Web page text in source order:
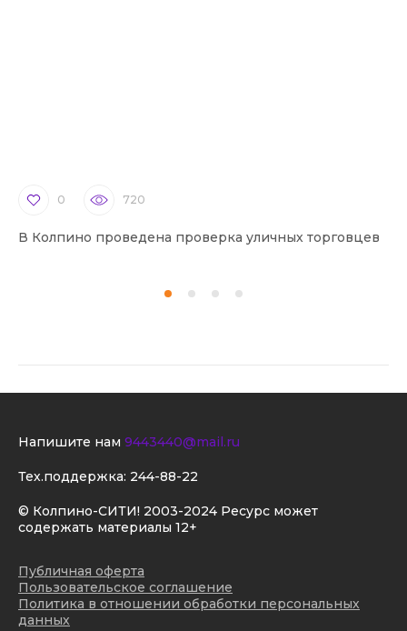
0 720
В Колпино проведена проверка уличных торговцев
© Колпино-СИТИ! 2003-2024 Ресурс может
содержать материалы 12+
Публичная оферта
Пользовательское соглашение
Политика в отношении обработки персональных
данных
Напишите нам 9443440@mail.ru
Тех.поддержка: 244-88-22